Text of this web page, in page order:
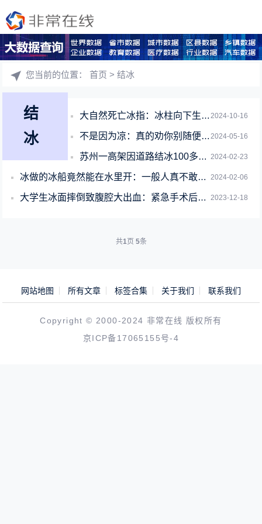
您当前的位置：首页 > 结冰
结
冰
2024-10-16
大自然死亡冰指：冰柱向下生长 来不及逃脱的动物被冰封
2024-05-16
不是因为凉：真的劝你别随便喝加冰的饮料！
2024-02-23
苏州一高架因道路结冰100多辆车相撞：冰面驾车指南收好
2024-02-06
冰做的冰船竟然能在水里开：一般人真不敢试！
2023-12-18
大学生冰面摔倒致腹腔大出血：紧急手术后捡回一命
共1页 5条
网站地图 所有文章 标签合集 关于我们 联系我们
Copyright © 2000-2024 非常在线 版权所有
京ICP备17065155号-4